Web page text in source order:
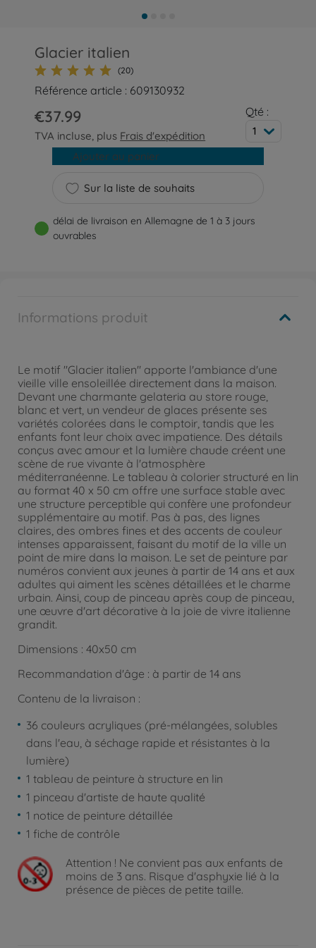
Glacier italien
(20)
Référence article : 609130932
€37.99
TVA incluse, plus Frais d'expédition
Qté :
1
Sur la liste de souhaits
Ajouter au panier
délai de livraison en Allemagne de 1 à 3 jours
ouvrables
Informations produit
Le motif "Glacier italien" apporte l'ambiance d'une
vieille ville ensoleillée directement dans la maison.
Devant une charmante gelateria au store rouge,
blanc et vert, un vendeur de glaces présente ses
variétés colorées dans le comptoir, tandis que les
enfants font leur choix avec impatience. Des détails
conçus avec amour et la lumière chaude créent une
scène de rue vivante à l'atmosphère
méditerranéenne. Le tableau à colorier structuré en lin
au format 40 x 50 cm offre une surface stable avec
une structure perceptible qui confère une profondeur
supplémentaire au motif. Pas à pas, des lignes
claires, des ombres fines et des accents de couleur
intenses apparaissent, faisant du motif de la ville un
point de mire dans la maison. Le set de peinture par
numéros convient aux jeunes à partir de 14 ans et aux
adultes qui aiment les scènes détaillées et le charme
urbain. Ainsi, coup de pinceau après coup de pinceau,
une œuvre d'art décorative à la joie de vivre italienne
grandit.
Dimensions : 40x50 cm
Recommandation d'âge : à partir de 14 ans
Contenu de la livraison :
36 couleurs acryliques (pré-mélangées, solubles
dans l'eau, à séchage rapide et résistantes à la
lumière)
1 tableau de peinture à structure en lin
1 pinceau d'artiste de haute qualité
1 notice de peinture détaillée
1 fiche de contrôle
Attention ! Ne convient pas aux enfants de
moins de 3 ans. Risque d'asphyxie lié à la
présence de pièces de petite taille.